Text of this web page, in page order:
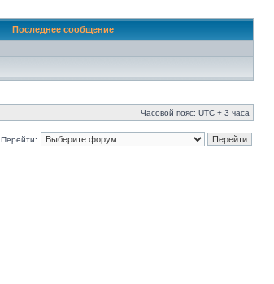
Последнее сообщение
Часовой пояс: UTC + 3 часа
Перейти: